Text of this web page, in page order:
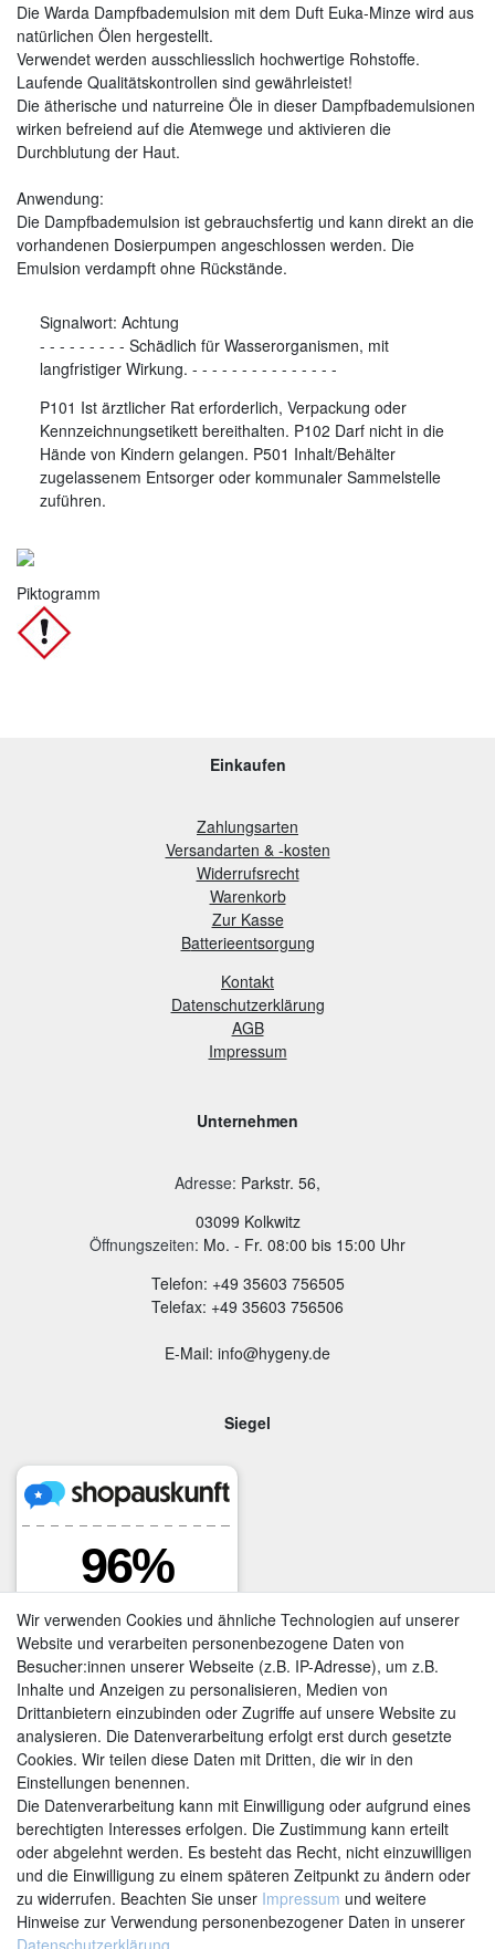
Die Warda Dampfbademulsion mit dem Duft Euka-Minze wird aus
natürlichen Ölen hergestellt.
Verwendet werden ausschliesslich hochwertige Rohstoffe.
Laufende Qualitätskontrollen sind gewährleistet!
Die ätherische und naturreine Öle in dieser Dampfbademulsionen
wirken befreiend auf die Atemwege und aktivieren die
Durchblutung der Haut.
Anwendung:
Die Dampfbademulsion ist gebrauchsfertig und kann direkt an die
vorhandenen Dosierpumpen angeschlossen werden. Die
Emulsion verdampft ohne Rückstände.
Signalwort: Achtung
- - - - - - - - - Schädlich für Wasserorganismen, mit
langfristiger Wirkung. - - - - - - - - - - - - - - -
P101 Ist ärztlicher Rat erforderlich, Verpackung oder
Kennzeichnungsetikett bereithalten. P102 Darf nicht in die
Hände von Kindern gelangen. P501 Inhalt/Behälter
zugelassenem Entsorger oder kommunaler Sammelstelle
zuführen.
Piktogramm
Einkaufen
Zahlungsarten
Versandarten & -kosten
Widerrufsrecht
Warenkorb
Zur Kasse
Batterieentsorgung
Kontakt
Datenschutzerklärung
AGB
Impressum
Unternehmen
Adresse: Parkstr. 56,
03099 Kolkwitz
Öffnungszeiten: Mo. - Fr. 08:00 bis 15:00 Uhr
Telefon: +49 35603 756505
Telefax: +49 35603 756506
E-Mail: info@hygeny.de
Siegel
Vertrag widerrufen
Wir verwenden Cookies und ähnliche Technologien auf unserer
Website und verarbeiten personenbezogene Daten von
Besucher:innen unserer Webseite (z.B. IP-Adresse), um z.B.
Inhalte und Anzeigen zu personalisieren, Medien von
Drittanbietern einzubinden oder Zugriffe auf unsere Website zu
analysieren. Die Datenverarbeitung erfolgt erst durch gesetzte
Cookies. Wir teilen diese Daten mit Dritten, die wir in den
Einstellungen benennen.
Die Datenverarbeitung kann mit Einwilligung oder aufgrund eines
berechtigten Interesses erfolgen. Die Zustimmung kann erteilt
oder abgelehnt werden. Es besteht das Recht, nicht einzuwilligen
und die Einwilligung zu einem späteren Zeitpunkt zu ändern oder
zu widerrufen. Beachten Sie unser Impressum und weitere
Hinweise zur Verwendung personenbezogener Daten in unserer
Daten­schutz­erklärung